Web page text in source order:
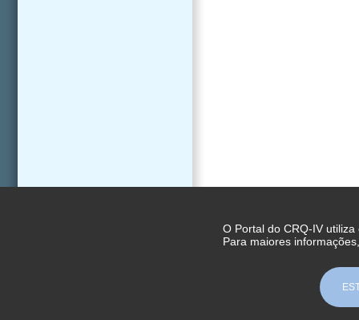
O Portal do CRQ-IV
Para maiores